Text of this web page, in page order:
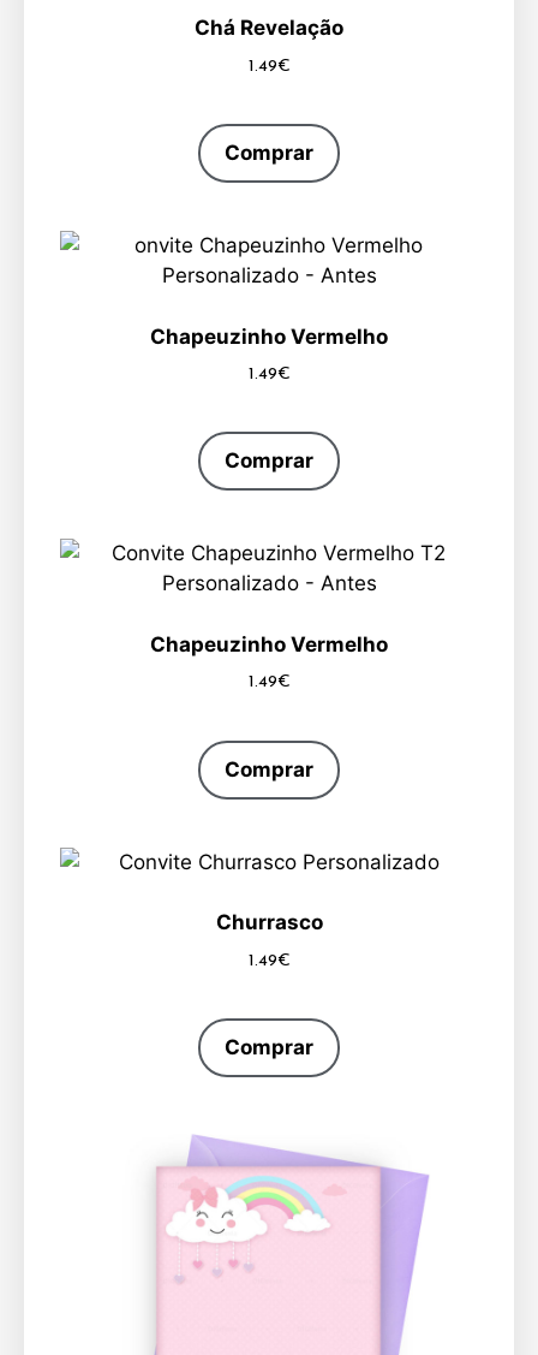
Chá Revelação
1.49€
Comprar
Chapeuzinho Vermelho
1.49€
Comprar
Chapeuzinho Vermelho
1.49€
Comprar
Churrasco
1.49€
Comprar